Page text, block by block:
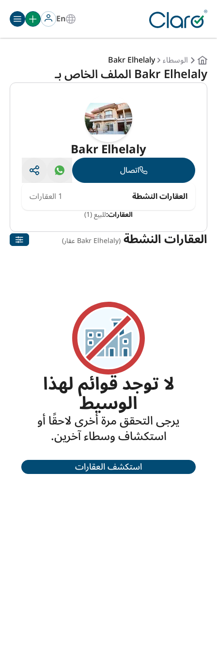
En
الوسطاء Bakr Elhelaly
Bakr Elhelaly الملف الخاص بـ
العقارات النشطة(Bakr Elhelaly عقار)
لا توجد قوائم لهذا
الوسيط
يرجى التحقق مرة أخرى لاحقًا أو
استكشاف وسطاء آخرين.
استكشف العقارات
Bakr Elhelaly
اتصال
العقارات النشطة
1 العقارات
العقارات:للبيع (1)